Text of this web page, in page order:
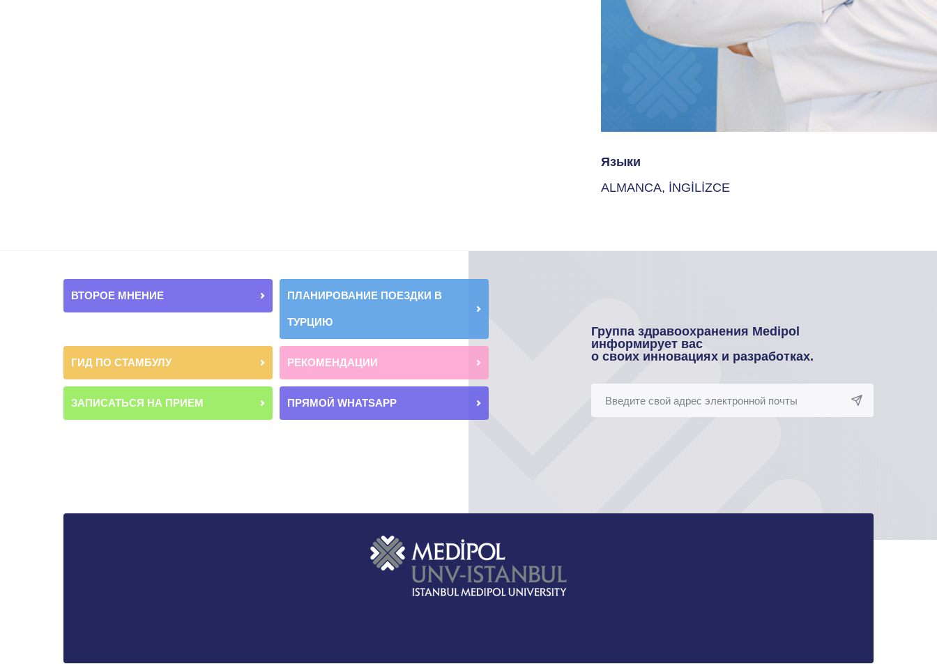
Языки
ALMANCA, İNGİLİZCE
ВТОРОЕ МНЕНИЕ ПЛАНИРОВАНИЕ ПОЕЗДКИ В
ТУРЦИЮ
ГИД ПО СТАМБУЛУ РЕКОМЕНДАЦИИ
ЗАПИСАТЬСЯ НА ПРИЕМ ПРЯМОЙ WHATSAPP
Группа здравоохранения Medipol
информирует вас
о своих инновациях и разработках.